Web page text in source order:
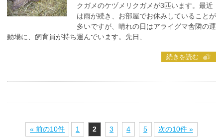
クガメのケヅメリクガメが3匹います。最近
は雨が続き、お部屋でお休みしていることが
多いですが、晴れの日はアライグマ舎隣の運
動場に、飼育員が持ち運んでいます。先日、
続きを読む
« 前の10件 1 2 3 4 5 次の10件 »